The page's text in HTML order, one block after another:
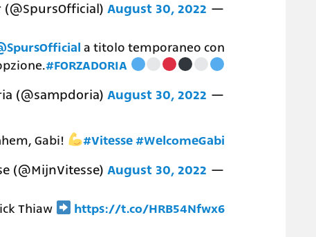
— Tottenham Hotspur (@SpursOfficial)
August 30, 2022
a titolo temporaneo con
#FORZADORIA
— U.C. Sampdoria (@sampdoria)
August 30, 2022
Gabi! #Vitesse #WelcomeGabi
— Vitesse (@MijnVitesse)
August 30, 2022
Thiaw https://t.co/HRB54Nfwx6